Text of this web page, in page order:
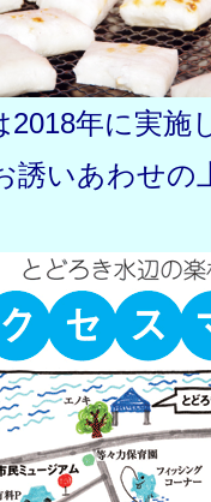
2018年に実施
誘いあわせの